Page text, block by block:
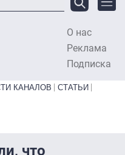
О нас
Реклама
Подписка
КАНАЛОВ
СТАТЬИ
что